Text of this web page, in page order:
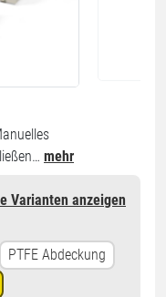
mehr
Varianten anzeigen
PTFE Abdeckung